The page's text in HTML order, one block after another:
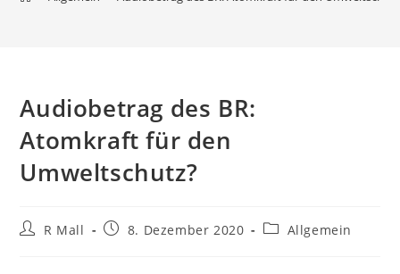
Audiobetrag des BR:
Atomkraft für den
Umweltschutz?
Beitrags-
R Mall
Beitrag8. Dezember 2020
Beitrags-
Allgemein